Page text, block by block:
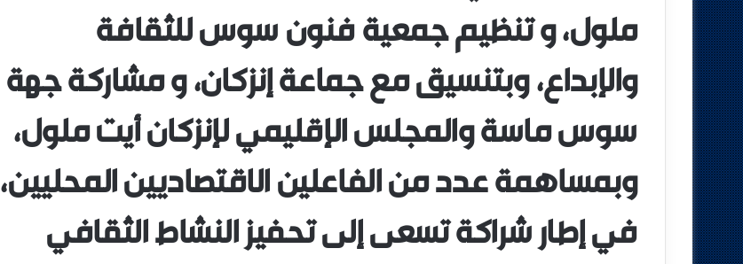
ملول، و تنظيم جمعية فنون سوس للثقافة
والإبداع، وبتنسيق مع جماعة إنزكان، و مشاركة جهة
سوس ماسة والمجلس الإقليمي لإنزكان أيت ملول،
وبمساهمة عدد من الفاعلين الاقتصاديين المحليين،
في إطار شراكة تسعى إلى تحفيز النشاط الثقافي